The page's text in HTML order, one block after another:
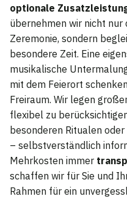
optionale
übernehmen wir nicht
Zeremonie, sondern
besondere Zeit. Eine
musikalische
mit dem Feierort
Freiraum. Wir legen
flexibel zu
besonderen Ritualen
– selbstverständlich
Mehrkosten immer
schaffen wir für Sie und
Rahmen für ein